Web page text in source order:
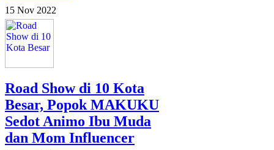
15 Nov 2022
Road Show di 10 Kota
Besar, Popok MAKUKU
Sedot Animo Ibu Muda
dan Mom Influencer